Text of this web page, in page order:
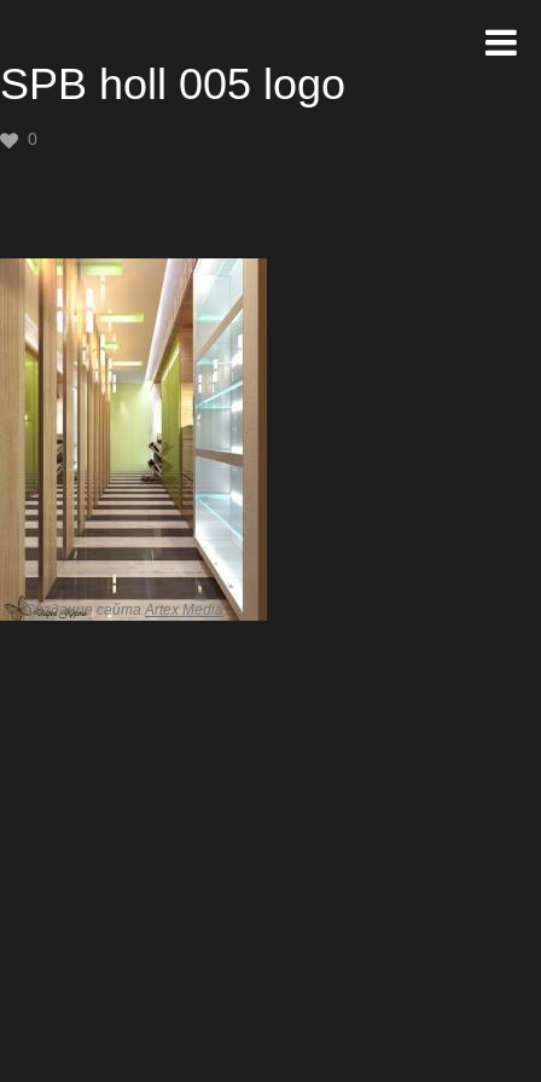
SPB holl 005 logo
0
Создание сайтаArtex Media